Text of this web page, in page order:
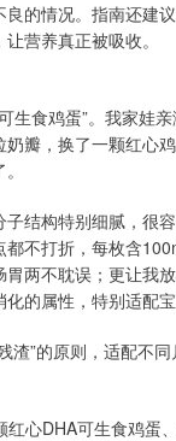
的情况。指南还建
营养真正被吸收。
生食鸡蛋”。我家娃
瓣，换了一颗红心
结构特别细腻，很
不打折，每枚含
两不耽误；更让我
的属性，特别适配宝
渣”的原则，适配不
红心DHA可生食鸡